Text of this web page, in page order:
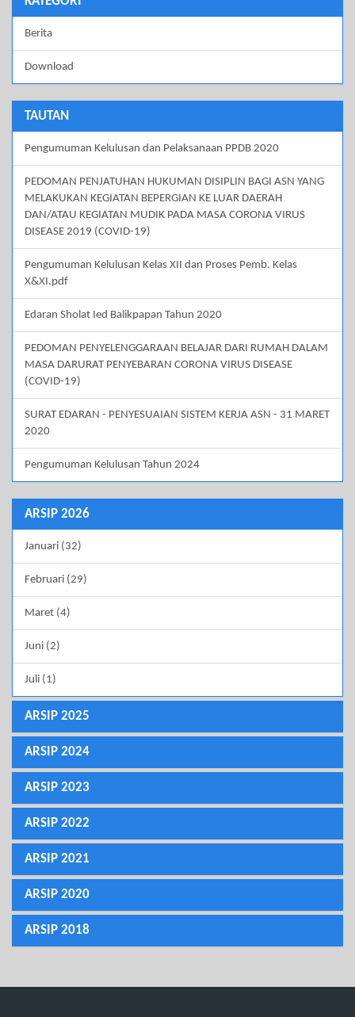
Berita
Download
TAUTAN
Pengumuman Kelulusan dan Pelaksanaan PPDB 2020
PEDOMAN PENJATUHAN HUKUMAN DISIPLIN BAGI ASN YANG
MELAKUKAN KEGIATAN BEPERGIAN KE LUAR DAERAH
DAN/ATAU KEGIATAN MUDIK PADA MASA CORONA VIRUS
DISEASE 2019 (COVID-19)
Pengumuman Kelulusan Kelas XII dan Proses Pemb. Kelas
X&XI.pdf
Edaran Sholat Ied Balikpapan Tahun 2020
PEDOMAN PENYELENGGARAAN BELAJAR DARI RUMAH DALAM
MASA DARURAT PENYEBARAN CORONA VIRUS DISEASE
(COVID-19)
SURAT EDARAN - PENYESUAIAN SISTEM KERJA ASN - 31 MARET
2020
Pengumuman Kelulusan Tahun 2024
ARSIP 2026
Januari (32)
Februari (29)
Maret (4)
Juni (2)
Juli (1)
ARSIP 2025
ARSIP 2024
ARSIP 2023
ARSIP 2022
ARSIP 2021
ARSIP 2020
ARSIP 2018